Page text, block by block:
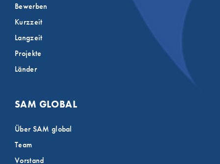
Bewerben
Kurzzeit
Langzeit
Projekte
Länder
SAM GLOBAL
Über SAM global
Team
Vorstand